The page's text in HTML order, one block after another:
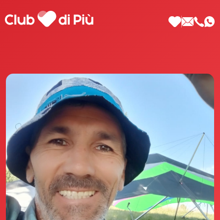
Scopri Club di Più
Le testimonianze Club di Più
La fondatrice Valeria Pilla
Annunci Donne
Agenzia matrimoniale Club di Più
Love Notebook